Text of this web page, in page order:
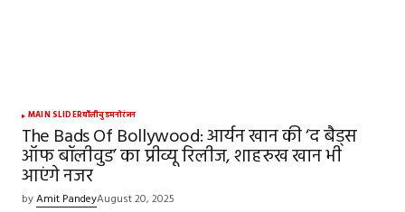
MAIN SLIDERबॉलीवुडमनोरंजन
The Bads Of Bollywood: आर्यन खान की ‘द बैड्स
ऑफ बॉलीवुड’ का प्रीव्यू रिलीज, शाहरुख खान भी
आएंगे नजर
byAmit PandeyAugust 20, 2025